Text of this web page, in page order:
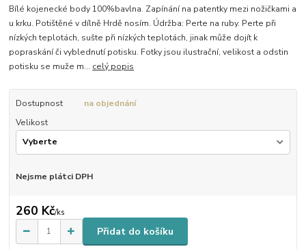
Bílé kojenecké body 100%bavlna. Zapínání na patentky mezi nožičkami a
u krku. Potištěné v dílně Hrdě nosím. Údržba: Perte na ruby. Perte při
nízkých teplotách, sušte při nízkých teplotách, jinak může dojít k
popraskání či vyblednutí potisku. Fotky jsou ilustrační, velikost a odstin
potisku se muže m... celý popis
Dostupnost
na objednání
Velikost
Nejsme plátci DPH
260 Kč/ks
Přidat do košíku